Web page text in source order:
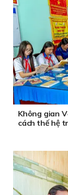
Không gian
cách thế hệ